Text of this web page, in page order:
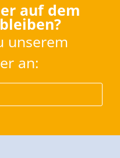
auf dem
unserem
an: